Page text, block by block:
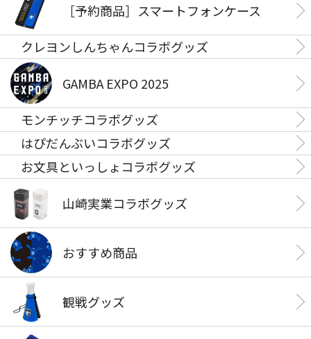
［予約商品］スマートフォンケース
クレヨンしんちゃんコラボグッズ
GAMBA EXPO 2025
モンチッチコラボグッズ
はぴだんぶいコラボグッズ
お文具といっしょコラボグッズ
山崎実業コラボグッズ
おすすめ商品
観戦グッズ